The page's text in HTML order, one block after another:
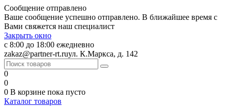
Сообщение отправлено
Ваше сообщение успешно отправлено. В ближайшее время с
Вами свяжется наш специалист
Закрыть окно
с 8:00 до 18:00 ежедневно
zakaz@partner-rt.ruул. К.Маркса, д. 142
0
0
0 В корзине пока пусто
Каталог товаров